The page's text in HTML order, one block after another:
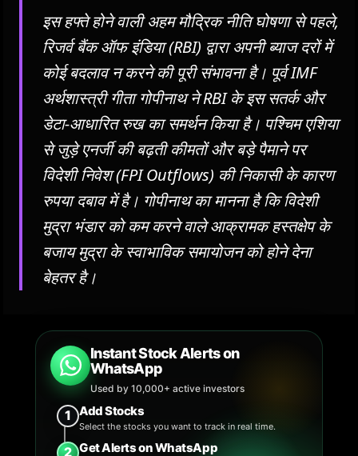
इस हफ्ते होने वाली अहम मौद्रिक नीति घोषणा से पहले,
रिजर्व बैंक ऑफ इंडिया (RBI) द्वारा अपनी ब्याज दरों में
कोई बदलाव न करने की पूरी संभावना है। पूर्व IMF
अर्थशास्त्री गीता गोपीनाथ ने RBI के इस सतर्क और
डेटा-आधारित रुख का समर्थन किया है। पश्चिम एशिया
से जुड़े एनर्जी की बढ़ती कीमतों और बड़े पैमाने पर
विदेशी निवेश (FPI Outflows) की निकासी के कारण
रुपया दबाव में है। गोपीनाथ का मानना है कि विदेशी
मुद्रा भंडार को कम करने वाले आक्रामक हस्तक्षेप के
बजाय मुद्रा के स्वाभाविक समायोजन को होने देना
बेहतर है।
Instant Stock Alerts on
WhatsApp
Used by 10,000+ active investors
1 Add Stocks
Select the stocks you want to track in real time.
2 Get Alerts on WhatsApp